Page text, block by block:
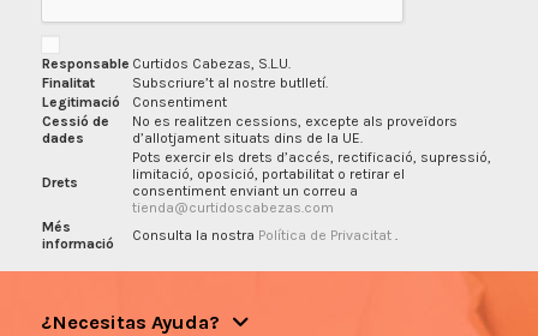
Responsable Curtidos Cabezas, S.L.U.
Finalitat
Subscriure’t al nostre butlletí.
Legitimació
Consentiment
Cessió de
dades
No es realitzen cessions, excepte als proveïdors
d’allotjament situats dins de la UE.
Drets
Pots exercir els drets d’accés, rectificació, supressió,
limitació, oposició, portabilitat o retirar el
consentiment enviant un correu a
tienda@curtidoscabezas.com
Més
informació
Consulta la nostra Política de Privacitat
¿Necesitas Ayuda?